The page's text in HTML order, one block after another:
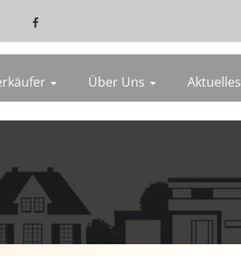
Über Uns Aktuelles